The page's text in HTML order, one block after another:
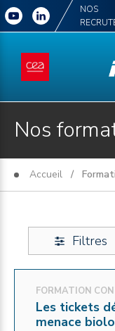
NOS
Nos
Accueil /
Filtres
FORMATION
Les tickets
menace